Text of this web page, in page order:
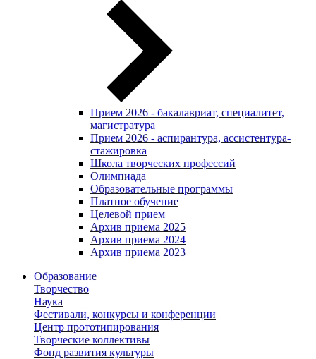
Прием 2026 - бакалавриат, специалитет,
магистратура
Прием 2026 - аспирантура, ассистентура-
стажировка
Школа творческих профессий
Олимпиада
Образовательные программы
Платное обучение
Целевой прием
Архив приема 2025
Архив приема 2024
Архив приема 2023
Образование
Творчество
Наука
Фестивали, конкурсы и конференции
Центр прототипирования
Творческие коллективы
Фонд развития культуры